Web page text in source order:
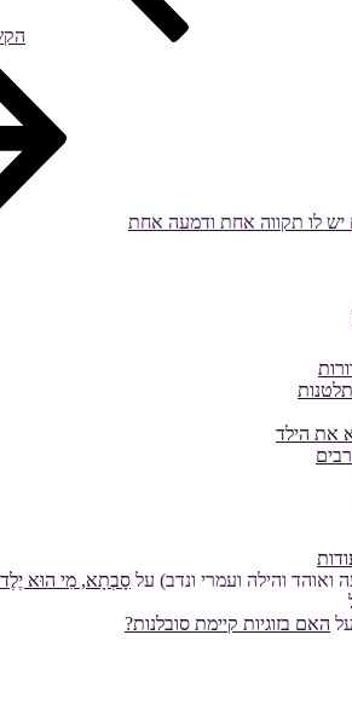
יש לו תקווה אחת ודמעה אחת
את הילד
והילה ועמרי ונדב) על סָבְתָא, מִי הוּא
על האם בזוגיות קיימת סובלנות?